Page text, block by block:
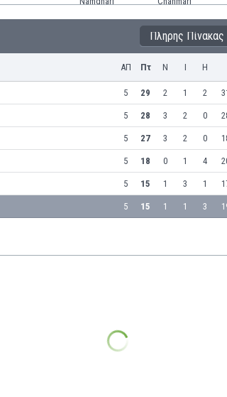
Πλήρης Πίνακας
ΑΠ Πτ Ν Ι Η
5 29 2 1 2
5 28 3 2 0
5 27 3 2 0
5 18 0 1 4
5 15 1 3 1
5 15 1 1 3